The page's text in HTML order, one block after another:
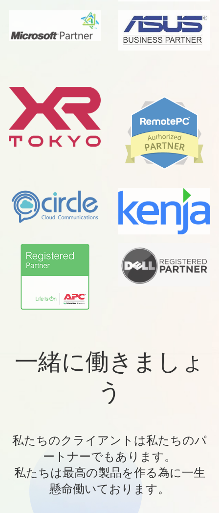
一緒に働きましょ
う
私たちのクライアントは私たちのパ
ートナーでもあります。
私たちは最高の製品を作る為に一生
懸命働いております。